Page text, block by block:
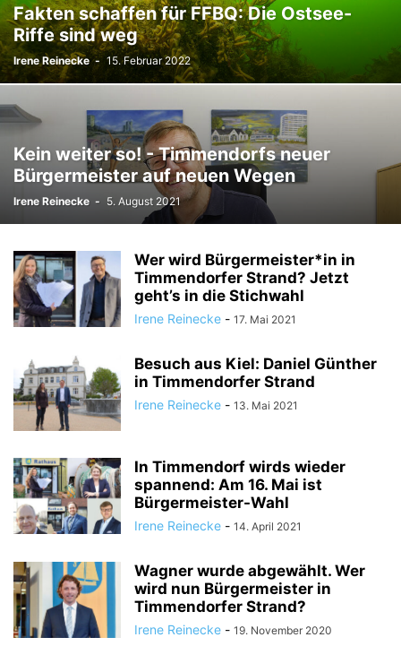
Fakten schaffen für FFBQ: Die Ostsee-
Riffe sind weg
Irene Reinecke - 15. Februar 2022
Kein weiter so! - Timmendorfs neuer
Bürgermeister auf neuen Wegen
Irene Reinecke - 5. August 2021
Wer wird Bürgermeister*in in
Timmendorfer Strand? Jetzt
geht’s in die Stichwahl
Irene Reinecke - 17. Mai 2021
Besuch aus Kiel: Daniel Günther
in Timmendorfer Strand
Irene Reinecke - 13. Mai 2021
In Timmendorf wirds wieder
spannend: Am 16. Mai ist
Bürgermeister-Wahl
Irene Reinecke - 14. April 2021
Wagner wurde abgewählt. Wer
wird nun Bürgermeister in
Timmendorfer Strand?
Irene Reinecke - 19. November 2020